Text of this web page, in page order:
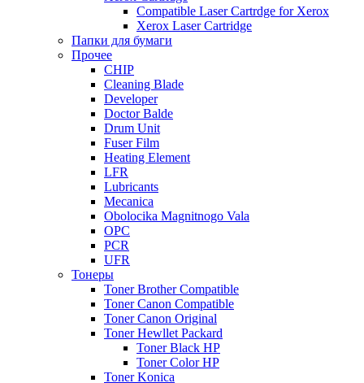
Compatible Laser Cartrdge for Xerox
Xerox Laser Cartridge
Папки для бумаги
Прочее
CHIP
Cleaning Blade
Developer
Doctor Balde
Drum Unit
Fuser Film
Heating Element
LFR
Lubricants
Mecanica
Obolocika Magnitnogo Vala
OPC
PCR
UFR
Тонеры
Toner Brother Compatible
Toner Canon Compatible
Toner Canon Original
Toner Hewllet Packard
Toner Black HP
Toner Color HP
Toner Konica